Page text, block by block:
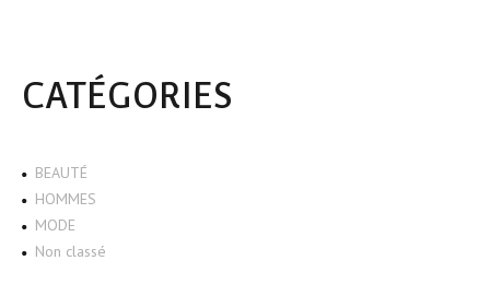
CATÉGORIES
BEAUTÉ
HOMMES
MODE
Non classé